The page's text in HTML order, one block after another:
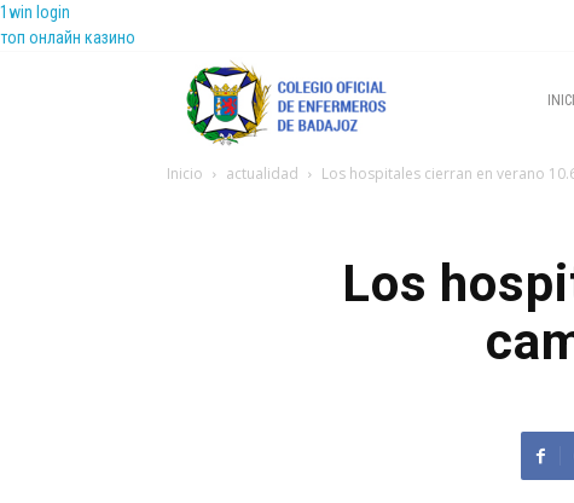
1win login
топ онлайн казино
Inicio actualidad Los hospitales cierran en verano
Los